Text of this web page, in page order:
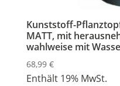
Kunststoff-
MATT, mit
wahlweise mit
68,99 €
Enthält 19% MwSt.